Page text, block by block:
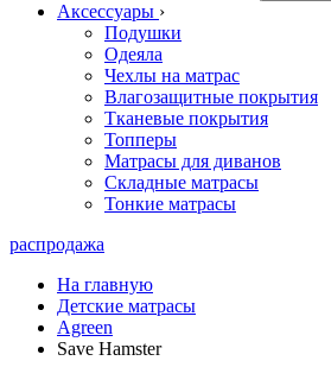
Аксессуары ›
Подушки
Одеяла
Чехлы на матрас
Влагозащитные покрытия
Тканевые покрытия
Топперы
Матрасы для диванов
Складные матрасы
Тонкие матрасы
распродажа
На главную
Детские матрасы
Agreen
Save Hamster